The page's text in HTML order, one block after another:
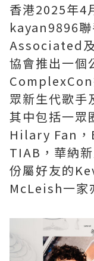
香港2025年4
kayan9896
Associated
協會推出一個
ComplexCon
眾新生代歌手
其中包括一眾
Hilary Fan，
TIAB，華納
份屬好友的
McLeish一家